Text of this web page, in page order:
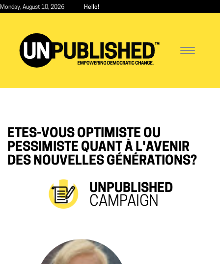
Skip
content
Monday, August 10, 2026 Hello!
Toggle
ETES-VOUS OPTIMISTE OU
PESSIMISTE QUANT À L'AVENIR
DES NOUVELLES GÉNÉRATIONS?
UNPUBLISHED
CAMPAIGN